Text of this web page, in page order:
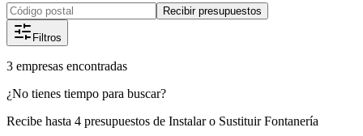
Recibir presupuestos
Filtros
3 empresas encontradas
¿No tienes tiempo para buscar?
Recibe hasta 4 presupuestos de Instalar o Sustituir Fontanería